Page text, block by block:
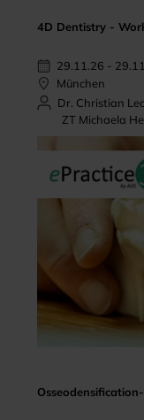
4D Dentistry -
29.11.26 -
München
Dr. Christian
ZT Michaela